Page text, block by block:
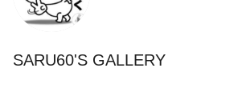
SARU60'S GALLERY